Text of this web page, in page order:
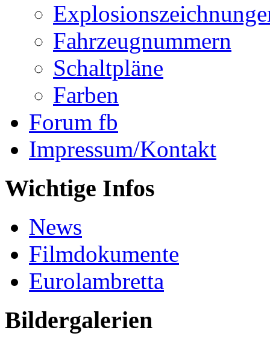
Fahrzeugnummern
Schaltpläne
Farben
Forum fb
Impressum/Kontakt
Wichtige Infos
News
Filmdokumente
Eurolambretta
Bildergalerien